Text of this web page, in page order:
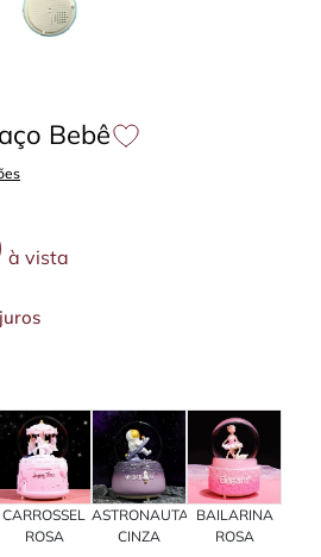
Bebê
à vista
CARROSSEL
ROSA
ASTRONAUTA
CINZA
BAILARINA
ROSA